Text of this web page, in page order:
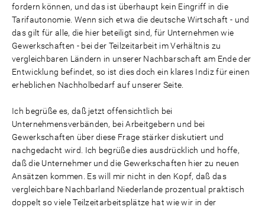
fordern können, und das ist überhaupt kein Eingriff in die
Tarifautonomie. Wenn sich etwa die deutsche Wirtschaft - und
das gilt für alle, die hier beteiligt sind, für Unternehmen wie
Gewerkschaften - bei der Teilzeitarbeit im Verhältnis zu
vergleichbaren Ländern in unserer Nachbarschaft am Ende der
Entwicklung befindet, so ist dies doch ein klares Indiz für einen
erheblichen Nachholbedarf auf unserer Seite.
Ich begrüße es, daß jetzt offensichtlich bei
Unternehmensverbänden, bei Arbeitgebern und bei
Gewerkschaften über diese Frage stärker diskutiert und
nachgedacht wird. Ich begrüße dies ausdrücklich und hoffe,
daß die Unternehmer und die Gewerkschaften hier zu neuen
Ansätzen kommen. Es will mir nicht in den Kopf, daß das
vergleichbare Nachbarland Niederlande prozentual praktisch
doppelt so viele Teilzeitarbeitsplätze hat wie wir in der